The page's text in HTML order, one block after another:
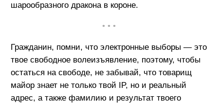
шарообразного дракона в короне.
• • •
Гражданин, помни, что электронные выборы — это
твое свободное волеизъявление, поэтому, чтобы
остаться на свободе, не забывай, что товарищ
майор знает не только твой IP, но и реальный
адрес, а также фамилию и результат твоего